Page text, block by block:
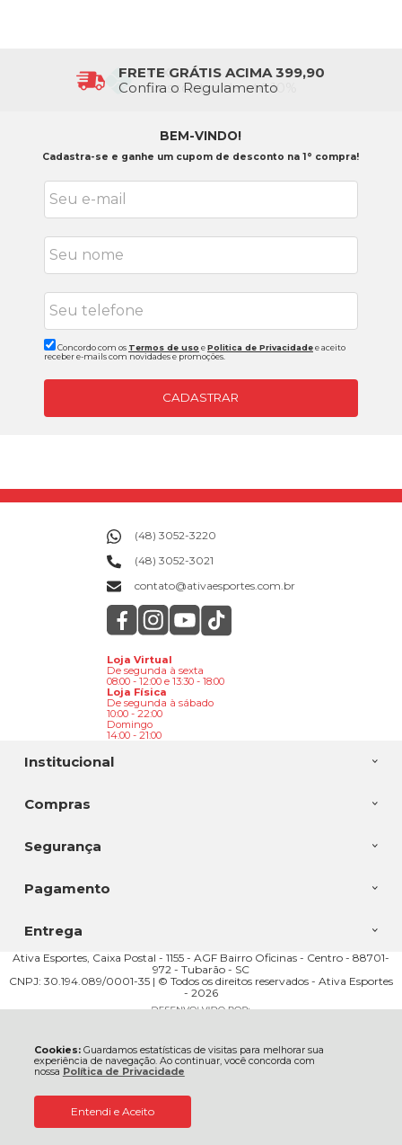
Cookies: Guardamos estatísticas de visitas para melhorar sua
experiência de navegação. Ao continuar, você concorda com
nossa Política de Privacidade
Entendi e Aceito
FRETE GRÁTIS ACIMA 399,90
Confira o Regulamento
BEM-VINDO!
Cadastra-se e ganhe um cupom de desconto na 1° compra!
Concordo com os Termos de uso ePolitica de Privacidadee aceito
receber e-mails com novidades e promoções.
CADASTRAR
Institucional
Compras
(48) 3052-3220
(48) 3052-3021
contato@ativaesportes.com.br
Loja Virtual
De segunda à sexta
08:00 - 12:00 e 13:30 - 18:00
Loja Física
De segunda à sábado
10:00 - 22:00
Domingo
14:00 - 21:00
Segurança
Pagamento
Entrega
Ativa Esportes, Caixa Postal - 1155 - AGF Bairro Oficinas - Centro - 88701-
972 - Tubarão - SC
CNPJ: 30.194.089/0001-35 | © Todos os direitos reservados - Ativa Esportes
- 2026